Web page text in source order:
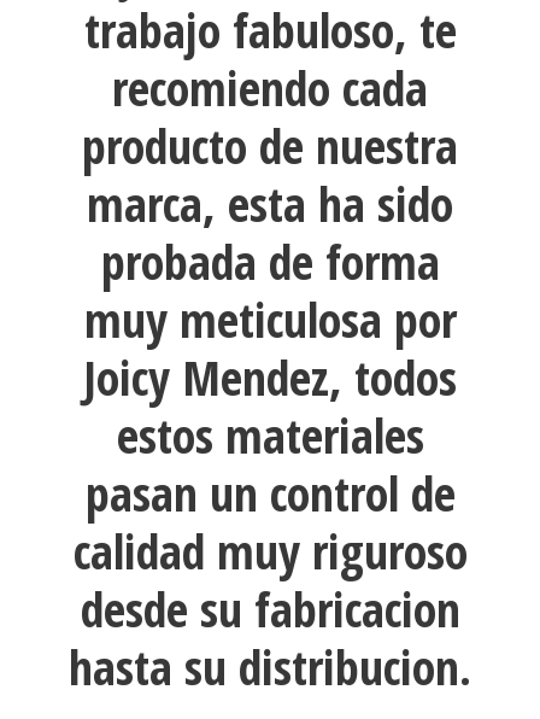
trabajo fabuloso, te
recomiendo cada
producto de nuestra
marca, esta ha sido
probada de forma
muy meticulosa por
Joicy Mendez, todos
estos materiales
pasan un control de
calidad muy riguroso
desde su fabricacion
hasta su distribucion.